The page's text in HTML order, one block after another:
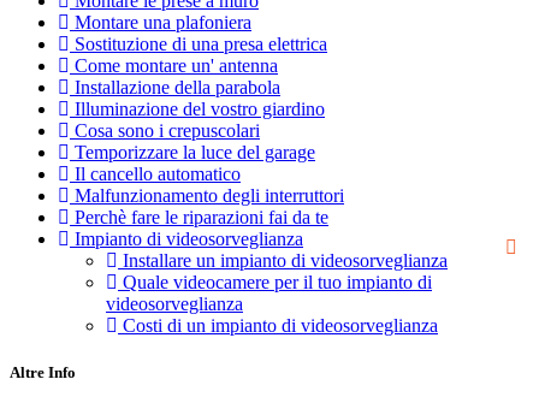
Montare una plafoniera
Sostituzione di una presa elettrica
Come montare un' antenna
Installazione della parabola
Illuminazione del vostro giardino
Cosa sono i crepuscolari
Temporizzare la luce del garage
Il cancello automatico
Malfunzionamento degli interruttori
Perchè fare le riparazioni fai da te
Impianto di videosorveglianza
Installare un impianto di videosorveglianza
Quale videocamere per il tuo impianto di
videosorveglianza
Costi di un impianto di videosorveglianza
Altre Info